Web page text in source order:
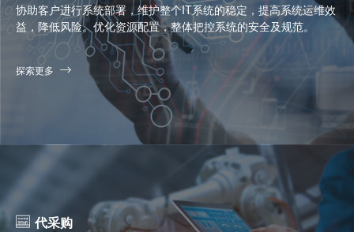
协助客户进行系统部署，维护整个IT系统的稳定，提高系统运维效
益，降低风险。优化资源配置，整体把控系统的安全及规范。
探索更多
代采购